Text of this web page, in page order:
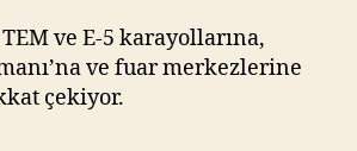
ve E-5 karayollarına,
ve fuar merkezlerine
çekiyor.